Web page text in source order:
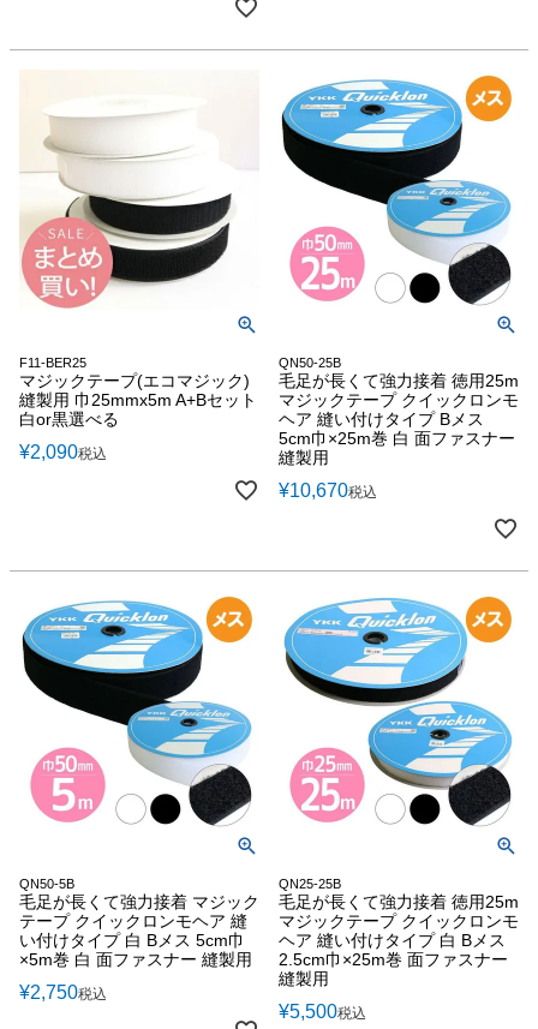
F11-BER25
マジックテープ(エコマジック)
縫製用 巾25mmx5m A+Bセット
白or黒選べる
¥2,090税込
QN50-25B
毛足が長くて強力接着 徳用25m
マジックテープ クイックロンモ
ヘア 縫い付けタイプ Bメス
5cm巾×25m巻 白 面ファスナー
縫製用
¥10,670税込
QN50-5B
毛足が長くて強力接着 マジック
テープ クイックロンモヘア 縫
い付けタイプ 白 Bメス 5cm巾
×5m巻 白 面ファスナー 縫製用
¥2,750税込
QN25-25B
毛足が長くて強力接着 徳用25m
マジックテープ クイックロンモ
ヘア 縫い付けタイプ 白 Bメス
2.5cm巾×25m巻 面ファスナー
縫製用
¥5,500税込